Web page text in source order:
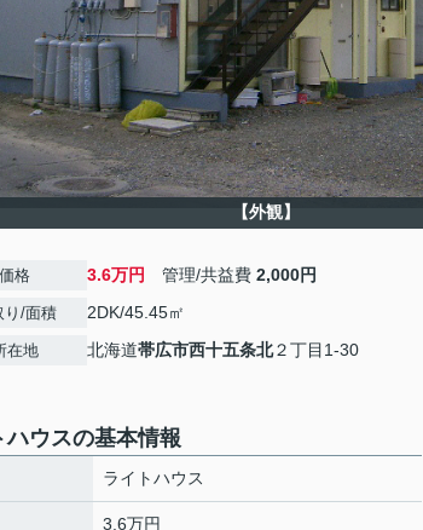
【外観】
価格 3.6万円 管理/共益費 2,000円
り/面積 2DK/45.45㎡
在地 北海道帯広市西十五条北２丁目1-30
ハウスの基本情報
ライトハウス
3.6万円